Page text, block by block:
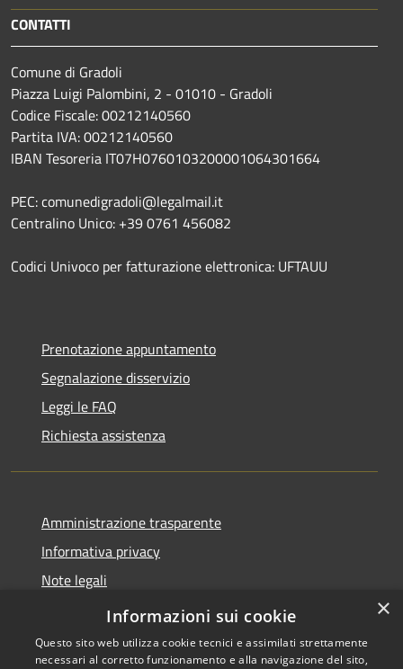
CONTATTI
Comune di Gradoli
Piazza Luigi Palombini, 2 - 01010 - Gradoli
Codice Fiscale: 00212140560
Partita IVA: 00212140560
IBAN Tesoreria IT07H0760103200001064301664
PEC: comunedigradoli@legalmail.it
Centralino Unico: +39 0761 456082
Codici Univoco per fatturazione elettronica: UFTAUU
Prenotazione appuntamento
Segnalazione disservizio
Leggi le FAQ
Richiesta assistenza
Amministrazione trasparente
Informativa privacy
Note legali
Dichiarazione di accessibilità
×
Informazioni sui cookie
Questo sito web utilizza cookie tecnici e assimilati strettamente
necessari al corretto funzionamento e alla navigazione del sito,